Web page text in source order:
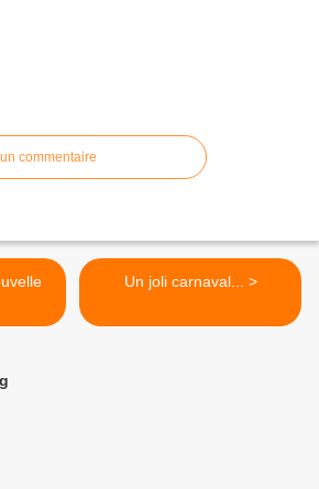
commentaire
Un joli carnaval... >